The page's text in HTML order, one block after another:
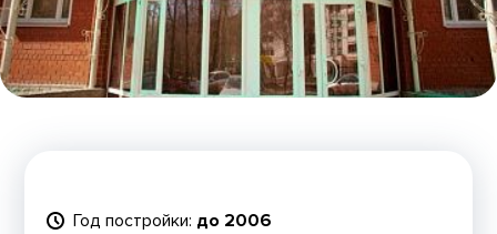
Год постройки: до 2006